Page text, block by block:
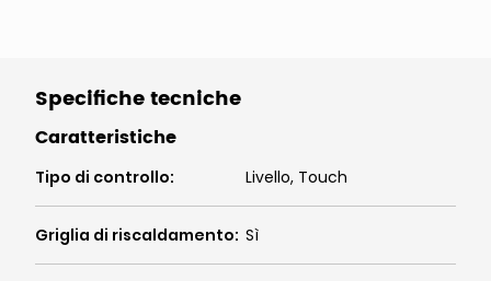
Specifiche tecniche
Caratteristiche
Tipo di controllo: Livello, Touch
Griglia di riscaldamento: Sì